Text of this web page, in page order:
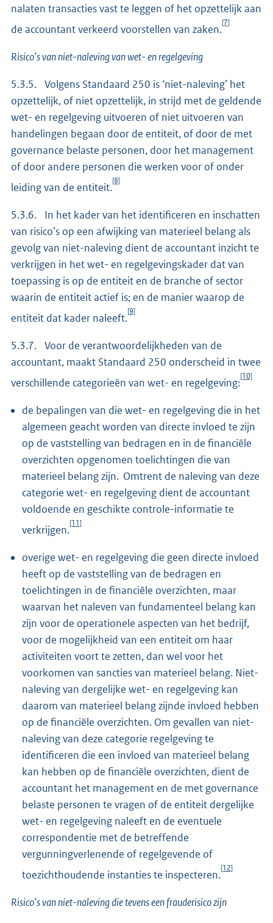
nalaten transacties vast te leggen of het opzettelijk aan
de accountant verkeerd voorstellen van zaken.
[7]
Risico’s van niet-naleving van wet- en regelgeving
5.3.5. Volgens Standaard 250 is ‘niet-naleving’ het
opzettelijk, of niet opzettelijk, in strijd met de geldende
wet- en regelgeving uitvoeren of niet uitvoeren van
handelingen begaan door de entiteit, of door de met
governance belaste personen, door het management
of door andere personen die werken voor of onder
leiding van de entiteit.
[8]
5.3.6. In het kader van het identificeren en inschatten
van risico’s op een afwijking van materieel belang als
gevolg van niet-naleving dient de accountant inzicht te
verkrijgen in het wet- en regelgevingskader dat van
toepassing is op de entiteit en de branche of sector
waarin de entiteit actief is; en de manier waarop de
entiteit dat kader naleeft.
[9]
5.3.7. Voor de verantwoordelijkheden van de
accountant, maakt Standaard 250 onderscheid in twee
verschillende categorieën van wet- en regelgeving:
[10]
de bepalingen van die wet- en regelgeving die in het
algemeen geacht worden van directe invloed te zijn
op de vaststelling van bedragen en in de financiële
overzichten opgenomen toelichtingen die van
materieel belang zijn. Omtrent de naleving van deze
categorie wet- en regelgeving dient de accountant
voldoende en geschikte controle-informatie te
verkrijgen.
[11]
overige wet- en regelgeving die geen directe invloed
heeft op de vaststelling van de bedragen en
toelichtingen in de financiële overzichten, maar
waarvan het naleven van fundamenteel belang kan
zijn voor de operationele aspecten van het bedrijf,
voor de mogelijkheid van een entiteit om haar
activiteiten voort te zetten, dan wel voor het
voorkomen van sancties van materieel belang. Niet-
naleving van dergelijke wet- en regelgeving kan
daarom van materieel belang zijnde invloed hebben
op de financiële overzichten. Om gevallen van niet-
naleving van deze categorie regelgeving te
identificeren die een invloed van materieel belang
kan hebben op de financiële overzichten, dient de
accountant het management en de met governance
belaste personen te vragen of de entiteit dergelijke
wet- en regelgeving naleeft en de eventuele
correspondentie met de betreffende
vergunningverlenende of regelgevende of
toezichthoudende instanties te inspecteren.
[12]
Risico’s van niet-naleving die tevens een frauderisico zijn